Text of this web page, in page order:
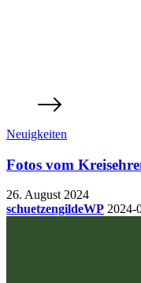
Neuigkeiten
Fotos vom
26. August 2024
schuetzengildeWP 2024-